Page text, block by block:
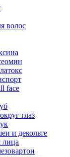
волос
face
глаз
и декольте
лица